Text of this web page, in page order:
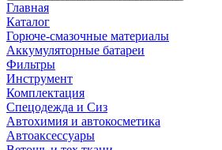
Главная
Каталог
Горюче-смазочные материалы
Аккумуляторные батареи
Фильтры
Инструмент
Комплектация
Спецодежда и Сиз
Автохимия и автокосметика
Автоаксессуары